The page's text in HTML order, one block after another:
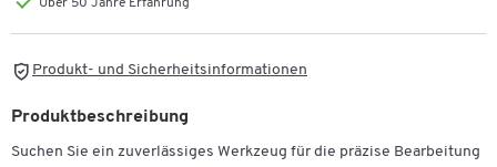
Über 50 Jahre Erfahrung
Produkt- und Sicherheitsinformationen
Produktbeschreibung
Suchen Sie ein zuverlässiges Werkzeug für die präzise Bearbeitung